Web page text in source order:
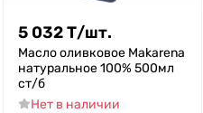
5 032Т/шт.
Масло оливковое Makarena
натуральное 100% 500мл
ст/б
Нет в наличии